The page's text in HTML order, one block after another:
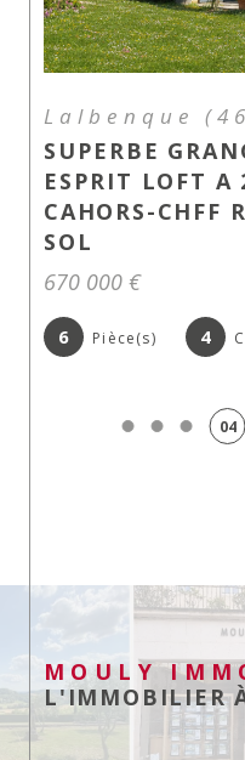
Lalbenque
SUPERBE
ESPRIT LOFT A
CAHORS-CHFF
SOL
670 000 €
6 Pièce(s) 4
04
MOULY
L'IMMOBILIER